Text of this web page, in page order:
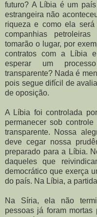
futuro? A Líbia é um
estrangeira não
riqueza e como ela
companhias
tomarão o lugar, por
contratos com a Líbia
esperar um
transparente? Nada é
pois segue difícil de
de oposição.
A Líbia foi controlada
permanecer sob
transparente. Nossa
deve cegar nossa
preparado para a Líbia.
daqueles que
democrático que exerça
do país. Na Líbia, a
Na Síria, ela não
pessoas já foram